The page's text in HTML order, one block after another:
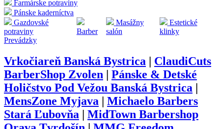
Farmárske potraviny
Pánske kaderníctva
Gazdovské
potraviny
Barber
Masážny
salón
Estetické
klinky
Prevádzky
Vrkočiareň Banská Bystrica
ClaudiCuts
BarberShop Zvolen
Pánske & Detské
Holičstvo Pod Vežou Banská Bystrica
MensZone Myjava
Michaelo Barbers
Stará Ľubovňa
MidTown Barbershop